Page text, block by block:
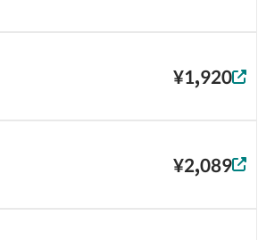
¥1,920
¥2,089